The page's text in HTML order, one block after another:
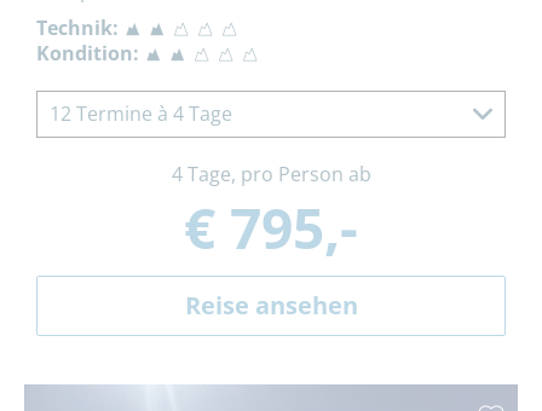
Technik:
Kondition:
12 Termine à 4 Tage
4 Tage, pro Person ab
€ 795,-
Reise ansehen